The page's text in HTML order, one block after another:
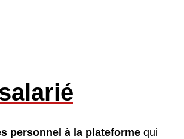
personnel à la plateforme qui